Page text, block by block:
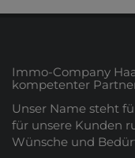
Immo-Company
kompetenter
Unser Name steht
für unsere Kunden
Wünsche und